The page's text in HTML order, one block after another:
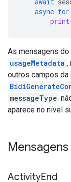
async for
print
As mensagens
usageMetadata ,
outros campos da
messageType
aparece no nível
ActivityEnd